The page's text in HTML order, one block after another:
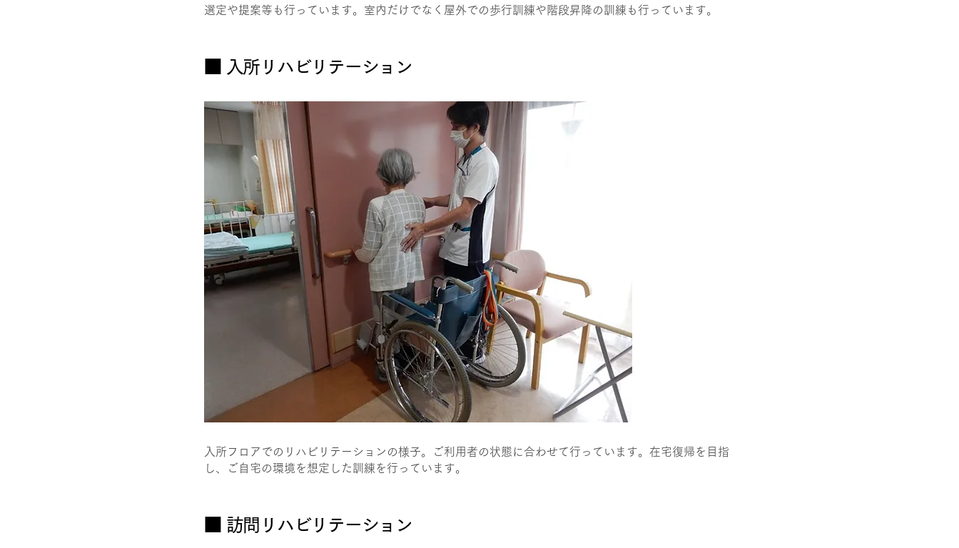
選定や提案等も行っています。室内だけでなく屋外での歩行訓練や階段昇降の訓練も行っています。
■ ​入所リハビリテーション
入所フロアでのリハビリテーションの様子。ご利用者の状態に合わせて行っています。 在宅復帰を目指
し、ご自宅の環境を想定した訓練を行っています。
■ ​訪問リハビリテーション